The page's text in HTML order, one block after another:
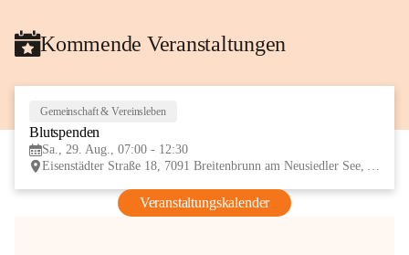
Kommende Veranstaltungen
Gemeinschaft & Vereinsleben
Blutspenden
Sa., 29. Aug., 07:00 - 12:30
Eisenstädter Straße 18, 7091 Breitenbrunn am Neusiedler See, AUT
Veranstaltungskalender